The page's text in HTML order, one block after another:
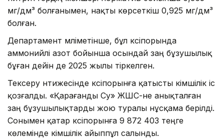
мг/дм³ болғанымен, нақты көрсеткіш 0,925 мг/дм³
болған.
Департамент мәліметінше, бұл кәсіпорында
аммонийлі азот бойынша осындай заң бұзушылық
бұған дейін де 2025 жылы тіркелген.
Тексеру нәтижесінде кәсіпорынға қатысты әкімшілік іс
қозғалды. «Қарағанды Су» ЖШС-не анықталған
заң бұзушылықтарды жою туралы нұсқама берілді.
Сонымен қатар кәсіпорынға 9 872 403 теңге
көлемінде әкімшілік айыппұл салынды.